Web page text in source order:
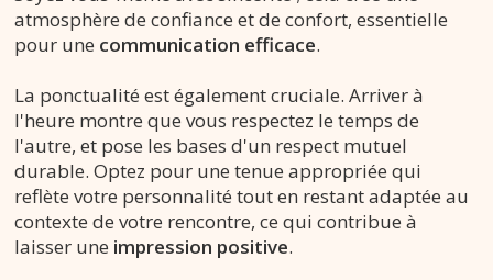
atmosphère de confiance et de confort, essentielle
pour une communication efficace.
La ponctualité est également cruciale. Arriver à
l'heure montre que vous respectez le temps de
l'autre, et pose les bases d'un respect mutuel
durable. Optez pour une tenue appropriée qui
reflète votre personnalité tout en restant adaptée au
contexte de votre rencontre, ce qui contribue à
laisser une impression positive.